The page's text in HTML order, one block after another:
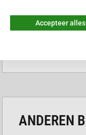
opzichte van
Constante
Real-time
EXTREME
ANDEREN
Accepteer alles